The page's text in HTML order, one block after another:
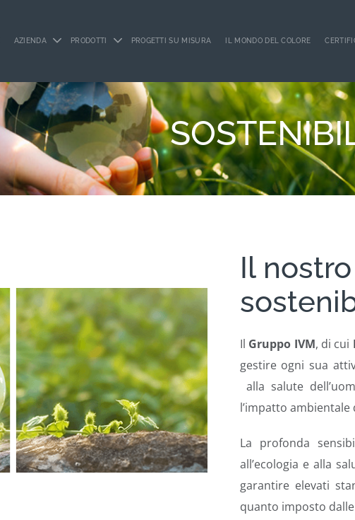
AZIENDA PRODOTTI PROGETTI SU MISURA IL MONDO DEL COLORE
Il
Il Gruppo IVM, di cui
gestire ogni sua
alla salute
l’impatto
La profonda
all’ecologia e alla
garantire elevati
quanto imposto